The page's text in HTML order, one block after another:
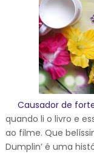
Causador de
quando li o livro e
ao filme. Que
Dumplin’ é uma